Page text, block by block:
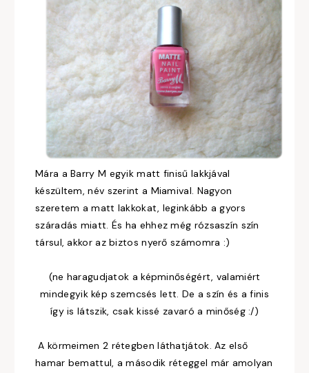
Mára a Barry M egyik matt finisű lakkjával
készültem, név szerint a Miamival. Nagyon
szeretem a matt lakkokat, leginkább a gyors
száradás miatt. És ha ehhez még rózsaszín szín
társul, akkor az biztos nyerő számomra :)
(ne haragudjatok a képminőségért, valamiért
mindegyik kép szemcsés lett. De a szín és a finis
így is látszik, csak kissé zavaró a minőség :/)
A körmeimen 2 rétegben láthatjátok. Az első
hamar bemattul, a második réteggel már amolyan